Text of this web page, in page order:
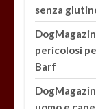
senza
pericolosi
Barf